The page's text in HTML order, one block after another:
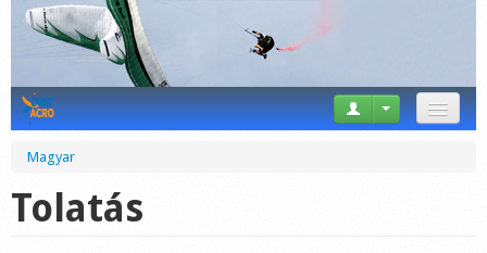
Tricks
Magyar
Tolatás